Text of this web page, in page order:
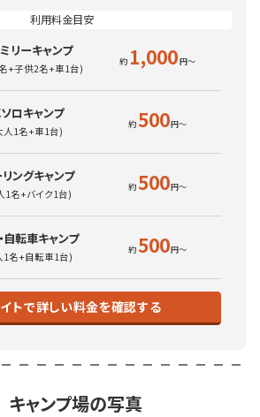
リーキャンプ
+子供2名+車1台) 1,000
ロキャンプ
人1名+車1台) 500
ングキャンプ
1名+バイク1台) 500
自転車キャンプ
1名+自転車1台) 500
トで詳しい料金を確認する
キャンプ場の写真